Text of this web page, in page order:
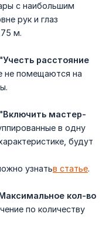
с наибольшим
рук и глаз
м.
"Учесть расстояние
не помещаются на
"Включить мастер-
в одну
будут
узнатьв статье.
кол-во
по количеству